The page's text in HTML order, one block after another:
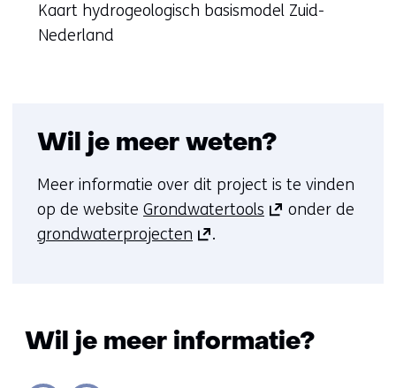
Kaart hydrogeologisch basismodel Zuid-
Nederland
Wil je meer weten?
Meer informatie over dit project is te vinden
op de website Grondwatertools (opent
naar
onder de
grondwaterprojecten (opent
(verwijst
.
Wil je meer informatie?